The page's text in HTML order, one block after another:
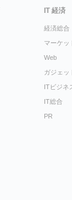
IT 経済
経済総合
マーケッ
Web
ガジェッ
ITビジネ
IT総合
PR